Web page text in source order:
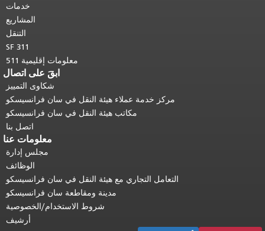
خدمات
المشاريع
التنقل
SF 311
معلومات إقليمية 511
ابقَ على اتصال
شكاوى التمييز
مركز خدمة عملاء هيئة النقل في سان فرانسيسكو
مكاتب هيئة النقل في سان فرانسيسكو
اتصل بنا
معلومات عنا
مجلس إدارة
الوظائف
التعامل التجاري مع هيئة النقل في سان فرانسيسكو
مدينة ومقاطعة سان فرانسيسكو
شروط الاستخدام/الخصوصية
أرشيف